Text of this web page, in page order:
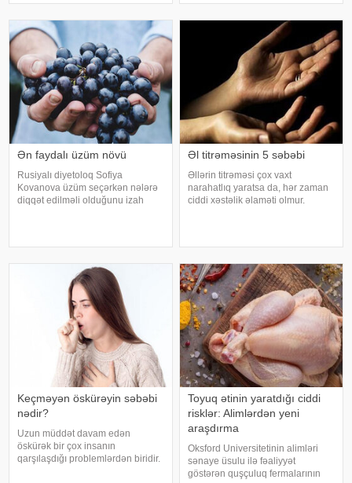
üzrə mütəxəssis Mişel Drerupun
sözlərinə görə
federal ekspert onkologiya
Ən faydalı üzüm növü
Rusiyalı diyetoloq Sofiya
Kovanova üzüm seçərkən nələrə
diqqət edilməli olduğunu izah
rəngdə olan üzüm sortlar
Əl titrəməsinin 5 səbəbi
Əllərin titrəməsi çox vaxt
narahatlıq yaratsa da, hər zaman
ciddi xəstəlik əlaməti olmur.
Keçməyən öskürəyin səbəbi
nədir?
Uzun müddət davam edən
öskürək bir çox insanın
qarşılaşdığı problemlərdən biridir.
Toyuq ətinin yaratdığı ciddi
risklər: Alimlərdən yeni
araşdırma
Oksford Universitetinin alimləri
sənaye üsulu ilə fəaliyyət
göstərən quşçuluq fermalarının